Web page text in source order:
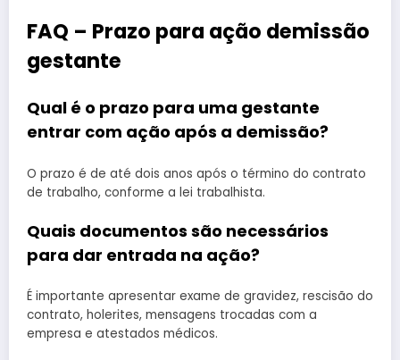
FAQ – Prazo para ação demissão
gestante
Qual é o prazo para uma gestante
entrar com ação após a demissão?
O prazo é de até dois anos após o término do contrato
de trabalho, conforme a lei trabalhista.
Quais documentos são necessários
para dar entrada na ação?
É importante apresentar exame de gravidez, rescisão do
contrato, holerites, mensagens trocadas com a
empresa e atestados médicos.